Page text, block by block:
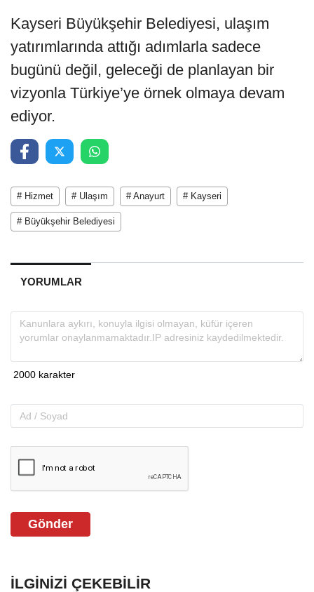
Kayseri Büyükşehir Belediyesi, ulaşım
yatırımlarında attığı adımlarla sadece
bugünü değil, geleceği de planlayan bir
vizyonla Türkiye’ye örnek olmaya devam
ediyor.
# Hizmet # Ulaşım # Anayurt # Kayseri
# Büyükşehir Belediyesi
YORUMLAR
Gönder
İLGINIZI ÇEKEBILIR